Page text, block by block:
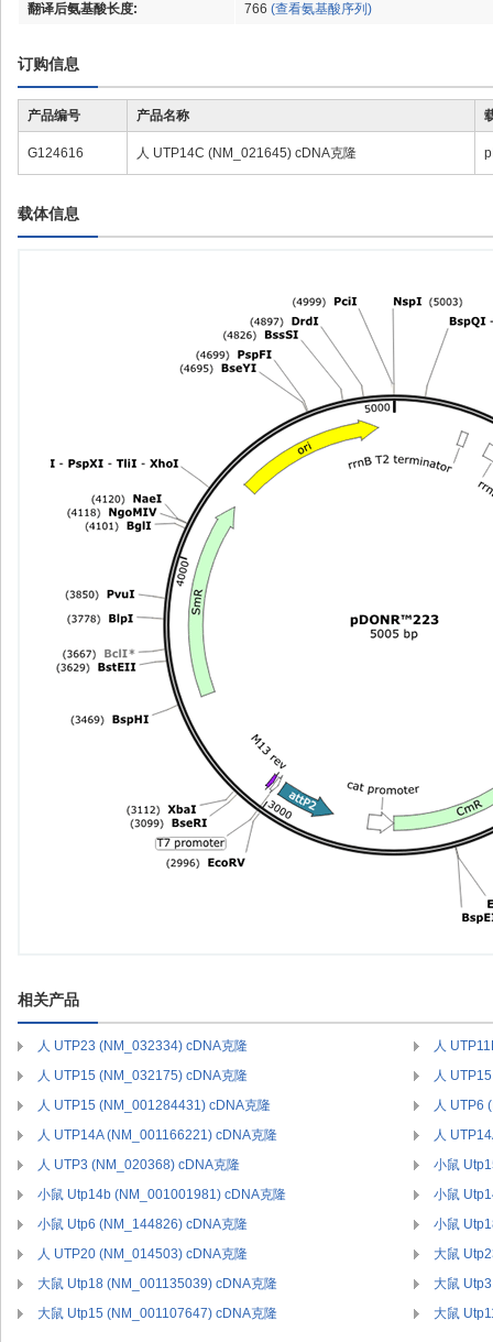
翻译后氨基酸长度: 766 (查看氨基酸序列)
订购信息
产品编号 产品名称
G124616 人 UTP14C (NM_021645) cDNA克隆
载体信息
相关产品
人 UTP23 (NM_032334) cDNA克隆
人
人 UTP15 (NM_032175) cDNA克隆
人
人 UTP15 (NM_001284431) cDNA克隆
人 UTP6
人 UTP14A (NM_001166221) cDNA克隆
人
人 UTP3 (NM_020368) cDNA克隆
小鼠
小鼠 Utp14b (NM_001001981) cDNA克隆
小鼠
小鼠 Utp6 (NM_144826) cDNA克隆
小鼠
人 UTP20 (NM_014503) cDNA克隆
大鼠
大鼠 Utp18 (NM_001135039) cDNA克隆
大鼠
大鼠 Utp15 (NM_001107647) cDNA克隆
大鼠